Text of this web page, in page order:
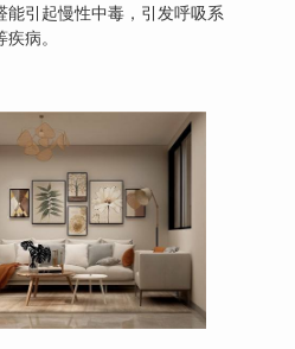
能引起慢性中毒，引发呼吸系
病。